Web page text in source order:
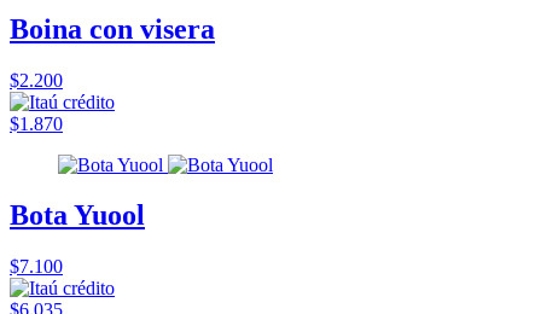
Boina con visera
$2.200
$1.870
Bota Yuool
$7.100